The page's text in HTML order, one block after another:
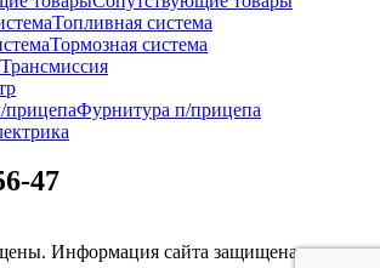
Топливная система
Тормозная система
Трансмиссия
Фурнитура п/прицепа
47
Информация сайта защищена законом